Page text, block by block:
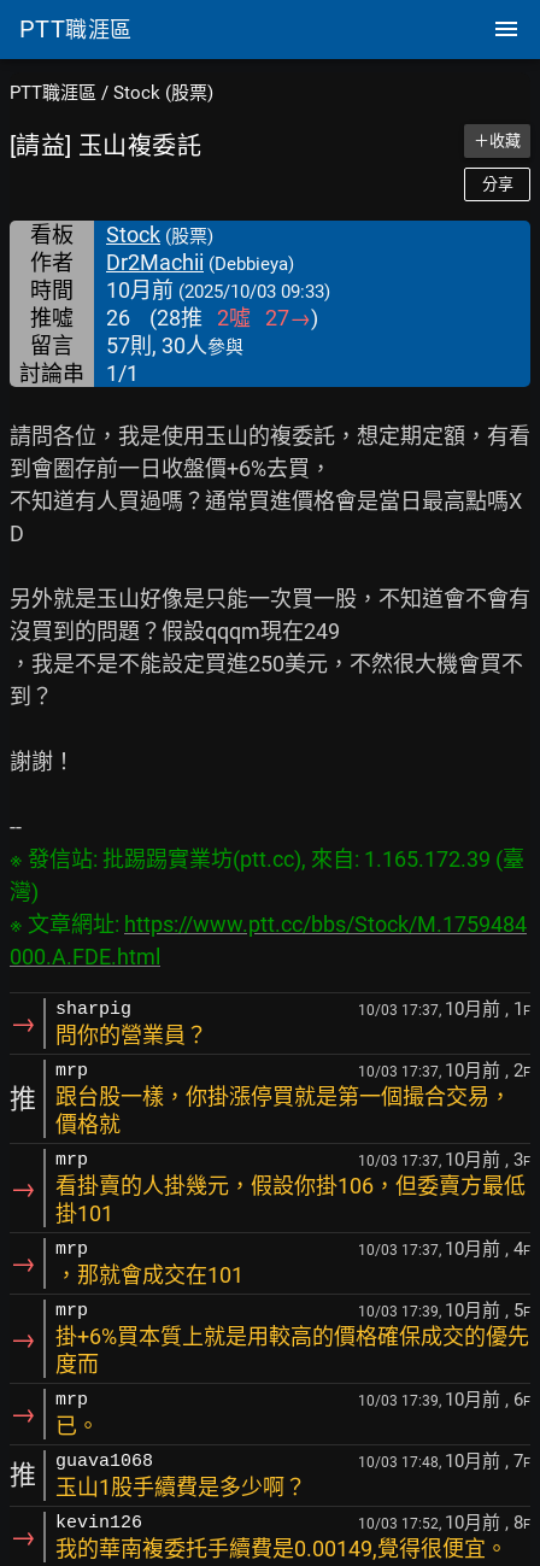
PTT職涯區
PTT職涯區 / Stock (股票)
[請益] 玉山複委託 ＋收藏
分享
看板 Stock (股票)
作者 Dr2Machii (Debbieya)
時間 10月前 (2025/10/03 09:33)
推噓 26 (28推 2噓 27→)
留言
57則, 30人參與
討論串 1/1
請問各位，我是使用玉山的複委託，想定期定額，有看
到會圈存前一日收盤價+6%去買，
不知道有人買過嗎？通常買進價格會是當日最高點嗎X
D
另外就是玉山好像是只能一次買一股，不知道會不會有
沒買到的問題？假設qqqm現在249
，我是不是不能設定買進250美元，不然很大機會買不
到？
謝謝！
※ 發信站: 批踢踢實業坊(ptt.cc), 來自: 1.165.172.39 (臺
灣)
※ 文章網址: https://www.ptt.cc/bbs/Stock/M.1759484
000.A.FDE.html
→ sharpig 10/03 17:37, 10月前 , 1 F
問你的營業員？
推
mrp 10/03 17:37, 10月前 , 2F
跟台股一樣，你掛漲停買就是第一個撮合交易，
價格就
→
mrp 10/03 17:37, 10月前 , 3F
看掛賣的人掛幾元，假設你掛106，但委賣方最低
掛101
→ mrp 10/03 17:37, 10月前 , 4F
，那就會成交在101
→
mrp 10/03 17:39, 10月前 , 5F
掛+6%買本質上就是用較高的價格確保成交的優先
度而
→ mrp 10/03 17:39, 10月前 , 6F
已。
推 guava1068 10/03 17:48, 10月前 , 7F
玉山1股手續費是多少啊？
→ kevin126 10/03 17:52, 10月前 , 8F
我的華南複委托手續費是0.00149,覺得很便宜。